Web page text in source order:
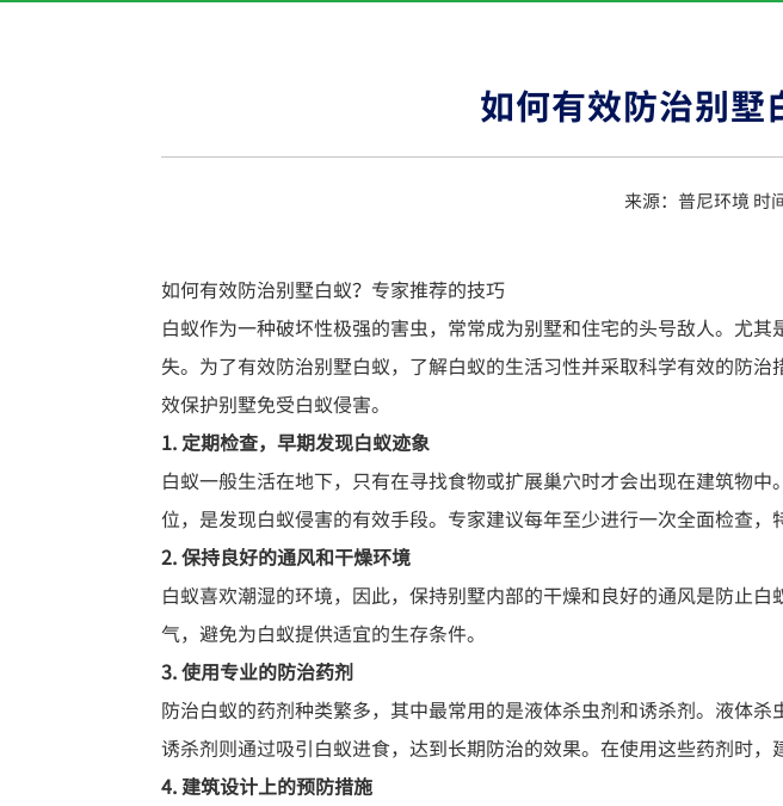
如何有效防治别墅
来源：普尼环境 时
如何有效防治别墅白蚁？专家推荐的技巧
白蚁作为一种破坏性极强的害虫，常常成为别墅和住宅的头号敌人。尤
失。为了有效防治别墅白蚁，了解白蚁的生活习性并采取科学有效的防
效保护别墅免受白蚁侵害。
1. 定期检查，早期发现白蚁迹象
白蚁一般生活在地下，只有在寻找食物或扩展巢穴时才会出现在建筑物
位，是发现白蚁侵害的有效手段。专家建议每年至少进行一次全面检查，
2. 保持良好的通风和干燥环境
白蚁喜欢潮湿的环境，因此，保持别墅内部的干燥和良好的通风是防止
气，避免为白蚁提供适宜的生存条件。
3. 使用专业的防治药剂
防治白蚁的药剂种类繁多，其中最常用的是液体杀虫剂和诱杀剂。液体
诱杀剂则通过吸引白蚁进食，达到长期防治的效果。在使用这些药剂时
4. 建筑设计上的预防措施